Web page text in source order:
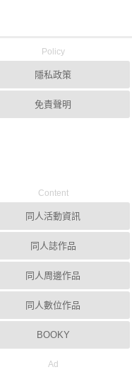
Policy
隱私政策
免責聲明
Content
同人活動資訊
同人誌作品
同人周邊作品
同人數位作品
BOOKY
Ad